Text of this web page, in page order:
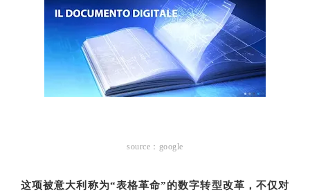
source：google
这项被意大利称为“表格革命”的数字转型改革，不仅对